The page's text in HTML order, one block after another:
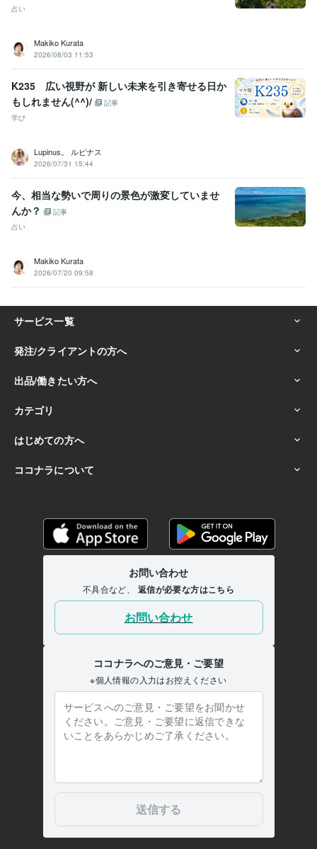
占い
Makiko Kurata
2026/08/03 11:53
K235 広い視野が 新しい未来を引き寄せる日か
もしれません(^^)/
記事
学び
Lupinus。 ルピナス
2026/07/31 15:44
今、相当な勢いで周りの景色が激変していませ
んか？
記事
占い
Makiko Kurata
2026/07/20 09:58